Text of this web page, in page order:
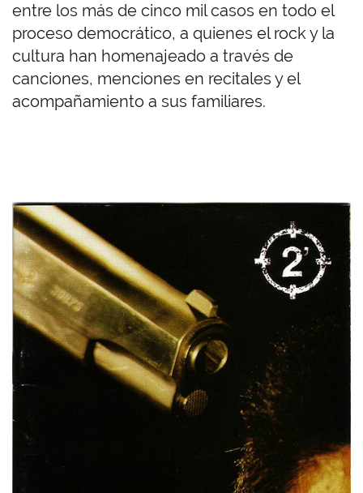
entre los más de cinco mil casos en todo el
proceso democrático, a quienes el rock y la
cultura han homenajeado a través de
canciones, menciones en recitales y el
acompañamiento a sus familiares.